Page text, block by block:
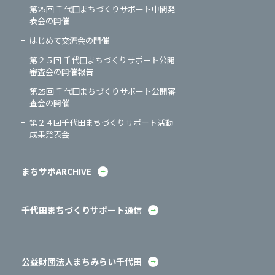
第25回 千代田まちづくりサポート中間発
表会の開催
はじめて交流会の開催
第２５回 千代田まちづくりサポート公開
審査会の開催報告
第25回 千代田まちづくりサポート公開審
査会の開催
第２４回千代田まちづくりサポート活動
成果発表会
まちサポARCHIVE
千代田まちづくりサポート通信
公益財団法人まちみらい千代田